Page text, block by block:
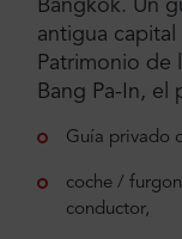
Bangkok. Un
antigua
Patrimonio de
Bang Pa-In, el
Guía privado
coche /
conductor,